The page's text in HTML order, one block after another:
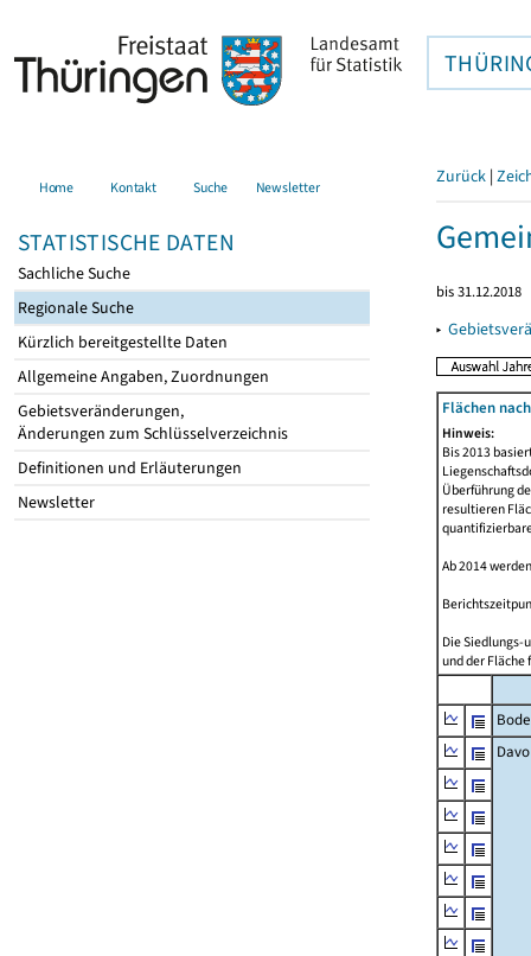
Home Kontakt Suche Newsletter
STATISTISCHE DATEN
Sachliche Suche
Regionale Suche
Kürzlich bereitgestellte Daten
Allgemeine Angaben, Zuordnungen
Gebietsveränderungen,
Änderungen zum Schlüsselverzeichnis
Definitionen und Erläuterungen
Newsletter
Zurück |
bis 31.12.2018
▸
Flächen
Hinweis:
Bis 2013
Überführung
resultieren
Ab 2014
Die Siedlungs-
und der Fläche